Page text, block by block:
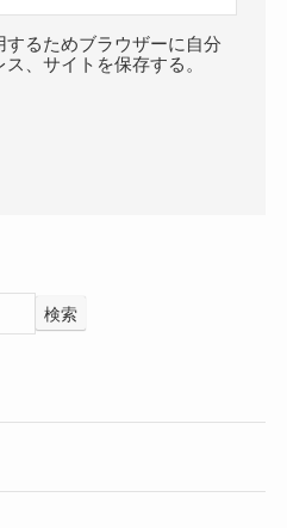
するためブラウザーに自分
、サイトを保存する。
検索